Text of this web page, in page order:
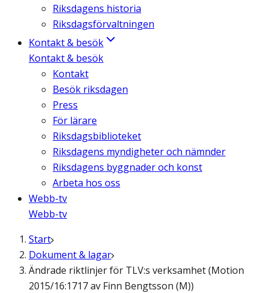
Riksdagens historia
Riksdagsförvaltningen
Kontakt & besök
Kontakt & besök
Kontakt
Besök riksdagen
Press
För lärare
Riksdagsbiblioteket
Riksdagens myndigheter och nämnder
Riksdagens byggnader och konst
Arbeta hos oss
Webb-tv
Webb-tv
Start
Dokument & lagar
Ändrade riktlinjer för TLV:s verksamhet (Motion
2015/16:1717 av Finn Bengtsson (M))